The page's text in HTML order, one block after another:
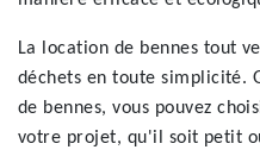
La location de bennes tout
déchets en toute simplicité.
de bennes, vous pouvez
votre projet, qu'il soit petit